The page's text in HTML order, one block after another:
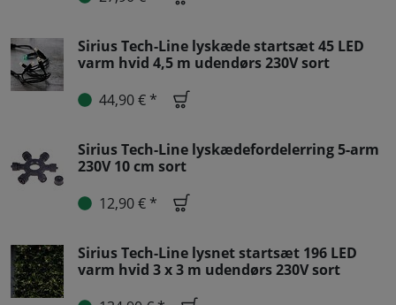
Sirius Tech-Line lyskæde startsæt 45 LED
varm hvid 4,5 m udendørs 230V sort
44,90 € *
Sirius Tech-Line lyskædefordelerring 5-arm
230V 10 cm sort
12,90 € *
Sirius Tech-Line lysnet startsæt 196 LED
varm hvid 3 x 3 m udendørs 230V sort